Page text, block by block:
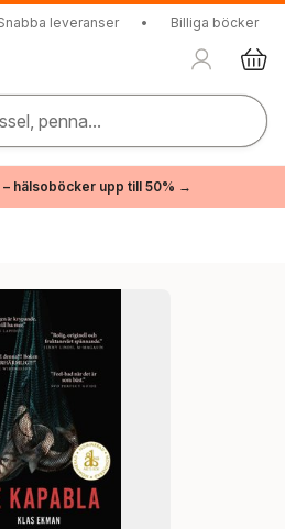
leveranser • Billiga böcker
penna...
– hälsoböcker upp till 50% →